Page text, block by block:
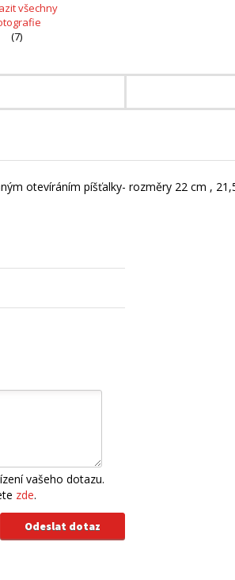
všechny
(7)
otevíráním píšťalky- rozměry 22 cm ,
vašeho dotazu.
zde.